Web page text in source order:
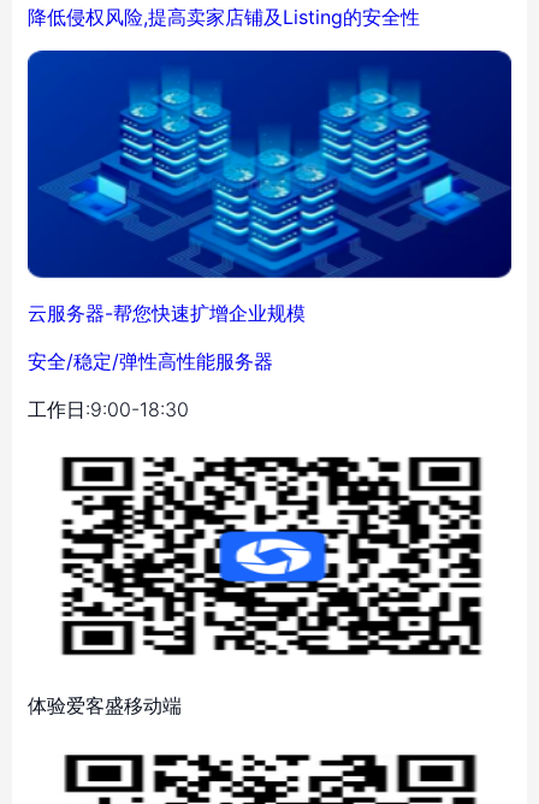
降低侵权风险,提高卖家店铺及Listing的安全性
云服务器-帮您快速扩增企业规模
安全/稳定/弹性高性能服务器
工作日:9:00-18:30
体验爱客盛移动端